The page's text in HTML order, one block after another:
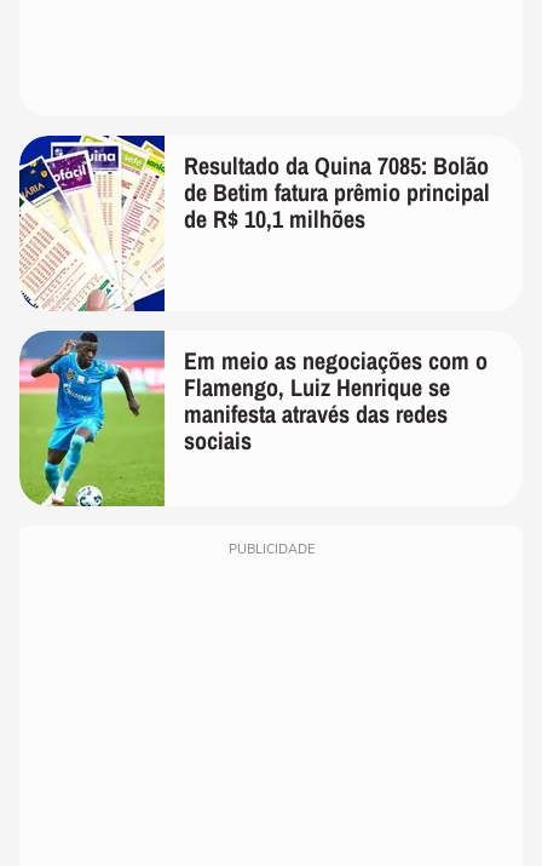
Resultado da Quina 7085: Bolão
de Betim fatura prêmio principal
de R$ 10,1 milhões
Em meio as negociações com o
Flamengo, Luiz Henrique se
manifesta através das redes
sociais
PUBLICIDADE